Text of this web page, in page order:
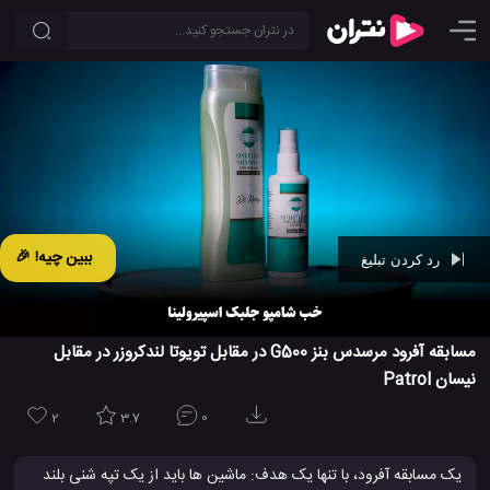
ببین چیه! 🎉
مسابقه آفرود مرسدس بنز G500 در مقابل تویوتا لندکروزر در مقابل
نیسان Patrol
2 3.7 0
یک مسابقه آفرود، با تنها یک هدف: ماشین ها باید از یک تپه شنی بلند